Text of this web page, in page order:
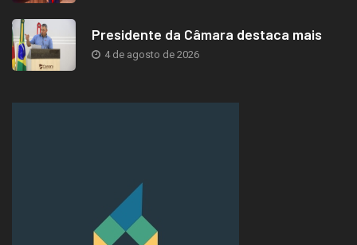
Presidente da Câmara destaca mais
4 de agosto de 2026